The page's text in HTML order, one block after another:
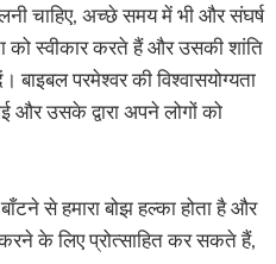
चाहिए, अच्छे समय में भी और संघर्ष
को स्वीकार करते हैं और उसकी शांति
परमेश्वर की विश्वासयोग्यता
और उसके द्वारा अपने लोगों को
से हमारा बोझ हल्का होता है और
के लिए प्रोत्साहित कर सकते हैं,